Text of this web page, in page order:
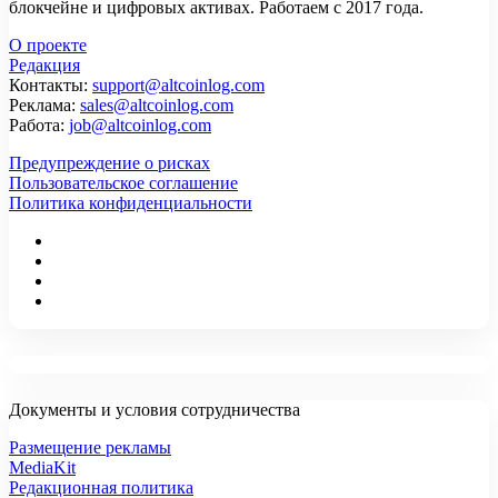
блокчейне и цифровых активах. Работаем с 2017 года.
О проекте
Редакция
Контакты: support@altcoinlog.com
Реклама: sales@altcoinlog.com
Работа: job@altcoinlog.com
Предупреждение о рисках
Пользовательское соглашение
Политика конфиденциальности
Документы и условия сотрудничества
Размещение рекламы
MediaKit
Редакционная политика